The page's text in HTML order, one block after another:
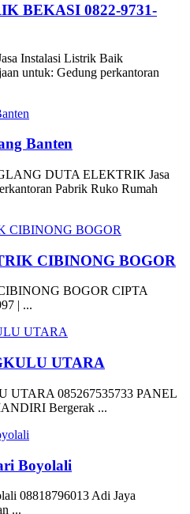
BEKASI 0822-9731-
Instalasi Listrik Baik
untuk: Gedung perkantoran
Banten
DUTA ELEKTRIK Jasa
Pabrik Ruko Rumah
CIBINONG BOGOR
BOGOR CIPTA
| ...
UTARA
085267535733 PANEL
Bergerak ...
Boyolali
08818796013 Adi Jaya
...